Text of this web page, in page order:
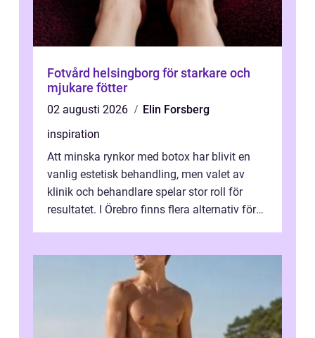
Fotvård helsingborg för starkare och
mjukare fötter
02 augusti 2026
Elin Forsberg
inspiration
Att minska rynkor med botox har blivit en
vanlig estetisk behandling, men valet av
klinik och behandlare spelar stor roll för
resultatet. I Örebro finns flera alternativ för